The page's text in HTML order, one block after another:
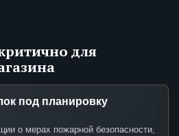
для
под планировку
о мерах пожарной безопасности,